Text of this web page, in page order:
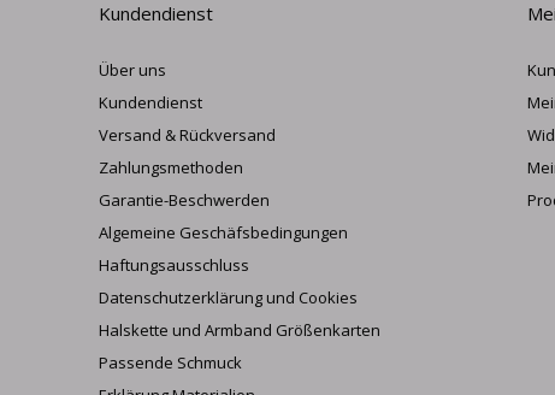
Kundendienst
Über uns
Kundendienst
Versand & Rückversand
Zahlungsmethoden
Garantie-Beschwerden
Algemeine Geschäfsbedingungen
Haftungsausschluss
Datenschutzerklärung und Cookies
Halskette und Armband Größenkarten
Passende Schmuck